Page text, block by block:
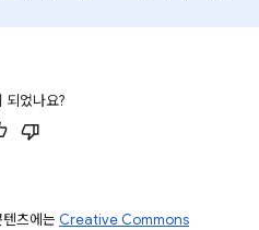
되었나요?
츠에는 Creative Commons